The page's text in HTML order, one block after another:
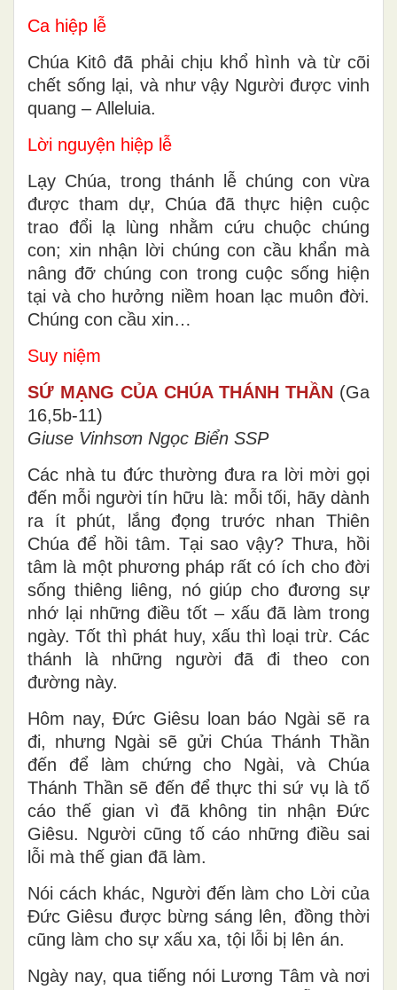
Ca hiệp lễ
Chúa Kitô đã phải chịu khổ hình và từ cõi
chết sống lại, và như vậy Người được vinh
quang – Alleluia.
Lời nguyện hiệp lễ
Lạy Chúa, trong thánh lễ chúng con vừa
được tham dự, Chúa đã thực hiện cuộc
trao đổi lạ lùng nhằm cứu chuộc chúng
con; xin nhận lời chúng con cầu khẩn mà
nâng đỡ chúng con trong cuộc sống hiện
tại và cho hưởng niềm hoan lạc muôn đời.
Chúng con cầu xin…
Suy niệm
SỨ MẠNG CỦA CHÚA THÁNH THẦN (Ga
16,5b-11)
Giuse Vinhsơn Ngọc Biển SSP
Các nhà tu đức thường đưa ra lời mời gọi
đến mỗi người tín hữu là: mỗi tối, hãy dành
ra ít phút, lắng đọng trước nhan Thiên
Chúa để hồi tâm. Tại sao vậy? Thưa, hồi
tâm là một phương pháp rất có ích cho đời
sống thiêng liêng, nó giúp cho đương sự
nhớ lại những điều tốt – xấu đã làm trong
ngày. Tốt thì phát huy, xấu thì loại trừ. Các
thánh là những người đã đi theo con
đường này.
Hôm nay, Đức Giêsu loan báo Ngài sẽ ra
đi, nhưng Ngài sẽ gửi Chúa Thánh Thần
đến để làm chứng cho Ngài, và Chúa
Thánh Thần sẽ đến để thực thi sứ vụ là tố
cáo thế gian vì đã không tin nhận Đức
Giêsu. Người cũng tố cáo những điều sai
lỗi mà thế gian đã làm.
Nói cách khác, Người đến làm cho Lời của
Đức Giêsu được bừng sáng lên, đồng thời
cũng làm cho sự xấu xa, tội lỗi bị lên án.
Ngày nay, qua tiếng nói Lương Tâm và nơi